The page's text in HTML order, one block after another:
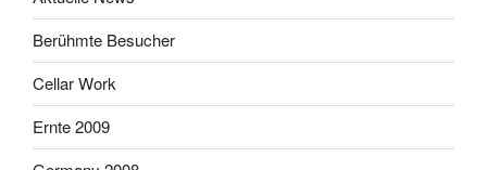
Berühmte Besucher
Cellar Work
Ernte 2009